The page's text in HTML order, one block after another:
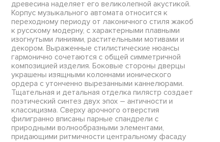
древесина наделяет его великолепной акустикой.
Корпус музыкального автомата относится к
переходному периоду от лаконичного стиля жакоб
к русскому модерну, с характерными плавными
изогнутыми линиями, растительными мотивами и
декором. Выраженные стилистические нюансы
гармонично сочетаются с общей симметричной
композицией изделия. Боковые стороны дверцы
украшены изящными колоннами ионического
ордера с утонченно вырезанными каннелюрами.
Тщательная и детальная отделка пилястр создает
поэтический синтез двух эпох – античности и
классицизма. Сверху арочного отверстия
филигранно вписаны парные спандрели с
природными волнообразными элементами,
придающими ритмичности центральному фасаду